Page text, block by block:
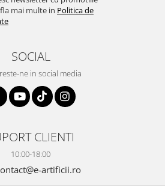
mai multe in Politica de
SOCIAL
ne in social media
CLIENTI
10:00-18:00
artificii.ro